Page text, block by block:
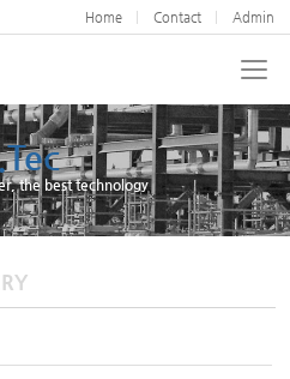
Home Contact Admin
the best technology
design excellence